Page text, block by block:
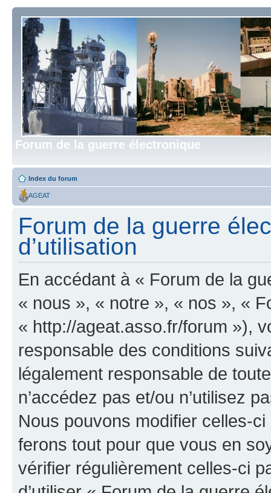
Forum de la guerre électronique
Index du forum
AGEAT
Forum de la guerre
d’utilisation
En accédant à « Forum de la
« nous », « notre », « nos », «
« http://ageat.asso.fr/forum »),
responsable des conditions
légalement responsable de
n’accédez pas et/ou n’utilisez
Nous pouvons modifier celles-
ferons tout pour que vous en
vérifier régulièrement celles-ci